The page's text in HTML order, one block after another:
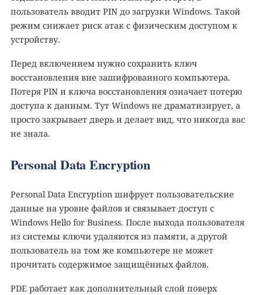
пользователь вводит PIN до загрузки Windows. Такой
режим снижает риск атак с физическим доступом к
устройству.
Перед включением нужно сохранить ключ
восстановления вне зашифрованного компьютера.
Потеря PIN и ключа восстановления означает потерю
доступа к данным. Тут Windows не драматизирует, а
просто закрывает дверь и делает вид, что никогда вас
не знала.
Personal Data Encryption
Personal Data Encryption шифрует пользовательские
данные на уровне файлов и связывает доступ с
Windows Hello for Business. После выхода пользователя
из системы ключи удаляются из памяти, а другой
пользователь на том же компьютере не может
прочитать содержимое защищённых файлов.
PDE работает как дополнительный слой поверх